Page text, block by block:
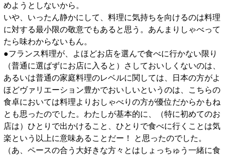
めようとしないから。
いや、いったん静かにして、料理に気持ちを向けるのは料理
に対する最小限の敬意でもあると思う。あんまりしゃべって
たら味わからないもん。
●フランス料理が、よほどお店を選んで食べに行かない限り
（普通に選ばずにお店に入ると）さしておいしくないのは、
あるいは普通の家庭料理のレベルに関しては、日本の方がよ
ほどヴァリエーション豊かでおいしいというのは、こちらの
食卓においては料理よりおしゃべりの方が優位だからかもね
とも思ったのでした。わたしが基本的に、（特に初めてのお
店は）ひとりで出かけること、ひとりで食べに行くことは気
楽という以上に意味あることだー！ と思ったのでした。
（あ、ペースの合う大好きな方々とはしょっちゅう一緒に食